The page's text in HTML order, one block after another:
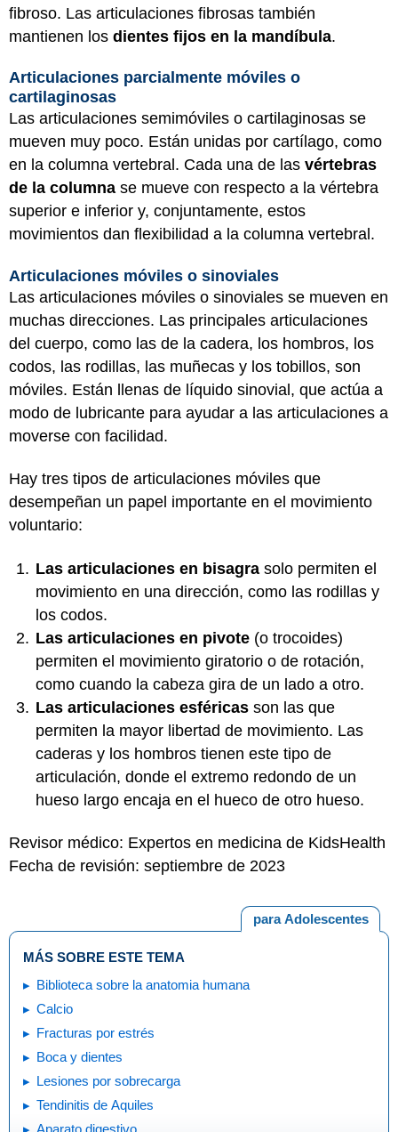
fibroso. Las articulaciones fibrosas también
mantienen los dientes fijos en la mandíbula.
Articulaciones parcialmente móviles o
cartilaginosas
Las articulaciones semimóviles o cartilaginosas se
mueven muy poco. Están unidas por cartílago, como
en la columna vertebral. Cada una de las vértebras
de la columna se mueve con respecto a la vértebra
superior e inferior y, conjuntamente, estos
movimientos dan flexibilidad a la columna vertebral.
Articulaciones móviles o sinoviales
Las articulaciones móviles o sinoviales se mueven en
muchas direcciones. Las principales articulaciones
del cuerpo, como las de la cadera, los hombros, los
codos, las rodillas, las muñecas y los tobillos, son
móviles. Están llenas de líquido sinovial, que actúa a
modo de lubricante para ayudar a las articulaciones a
moverse con facilidad.
Hay tres tipos de articulaciones móviles que
desempeñan un papel importante en el movimiento
voluntario:
Las articulaciones en bisagra solo permiten el
movimiento en una dirección, como las rodillas y
los codos.
Las articulaciones en pivote (o trocoides)
permiten el movimiento giratorio o de rotación,
como cuando la cabeza gira de un lado a otro.
Las articulaciones esféricas son las que
permiten la mayor libertad de movimiento. Las
caderas y los hombros tienen este tipo de
articulación, donde el extremo redondo de un
hueso largo encaja en el hueco de otro hueso.
Revisor médico: Expertos en medicina de KidsHealth
Fecha de revisión: septiembre de 2023
para Adolescentes
MÁS SOBRE ESTE TEMA
Biblioteca sobre la anatomia humana
Calcio
Fracturas por estrés
Boca y dientes
Lesiones por sobrecarga
Tendinitis de Aquiles
Aparato digestivo